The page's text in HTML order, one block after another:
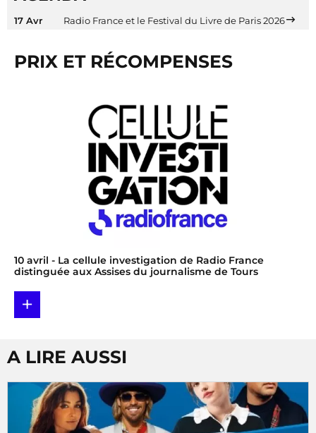
17 Avr Radio France et le Festival du Livre de Paris 2026
PRIX ET RÉCOMPENSES
10 avril - La cellule investigation de Radio France
distinguée aux Assises du journalisme de Tours
+
A LIRE AUSSI